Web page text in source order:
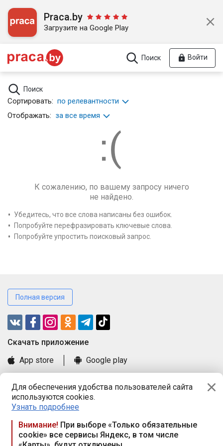
Для обеспечения удобства пользователей сайта
используются cookies.
Узнать подробнее
Внимание! При выборе «Только обязательные
cookie» все сервисы Яндекс, в том числе
Praca.by
Загрузите на Google Play
Поиск Войти
Поиск
Сортировать: по релевантности
Отображать: за все время
К сожалению, по вашему запросу ничего
не найдено.
Убедитесь, что все слова написаны без ошибок.
Попробуйте перефразировать ключевые слова.
Попробуйте упростить поисковый запрос.
Полная версия
Cкачать приложение
App store
Google play
Книга замечаний и предложений
Правила и документы
Praca.by © 2000—2026, ООО «ПРАЦА БАЙ»
Республика Беларусь, 220114, г. Минск, пр-т Независимости
117а, пом. № 9.